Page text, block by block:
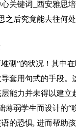
后究竟能去往何
砌”的状况！其中
套用句式的手段
能力并未得以建
弱学生而设计的
的恐惧, 进而帮助